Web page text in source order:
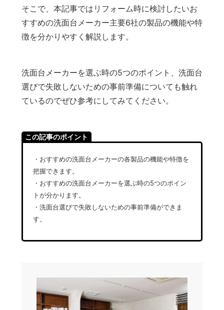
そこで、本記事ではリフォーム時に検討したいお
すすめの洗面台メーカー主要6社の製品の機能や特
徴を分かりやすく解説します。
洗面台メーカーを選ぶ時の5つのポイント、洗面台
選びで失敗しないための事前準備についても触れ
ているのでぜひ参考にしてみてください。
この記事のポイント
・おすすめの洗面台メーカーの各製品の機能や特徴を
把握できます。
・おすすめの洗面台メーカーを選ぶ時の5つのポイン
トが分かります。
・洗面台選びで失敗しないための事前準備ができま
す。